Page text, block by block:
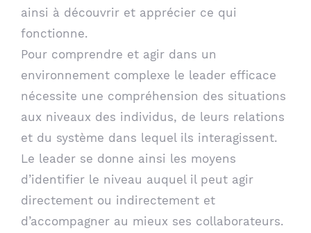
ainsi à découvrir et apprécier ce qui
fonctionne.
Pour comprendre et agir dans un
environnement complexe le leader efficace
nécessite une compréhension des situations
aux niveaux des individus, de leurs relations
et du système dans lequel ils interagissent.
Le leader se donne ainsi les moyens
d’identifier le niveau auquel il peut agir
directement ou indirectement et
d’accompagner au mieux ses collaborateurs.